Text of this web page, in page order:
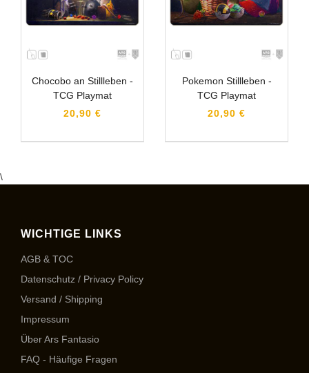
Chocobo an Stillleben -
TCG Playmat
20,90 €
Pokemon Stillleben -
TCG Playmat
20,90 €
\
WICHTIGE LINKS
AGB & TOC
Datenschutz / Privacy Policy
Versand / Shipping
Impressum
Über Ars Fantasio
FAQ - Häufige Fragen